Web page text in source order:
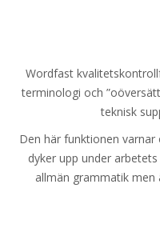
Wordfast
terminologi och
teknisk
Den här funktionen
dyker upp under
allmän grammatik men